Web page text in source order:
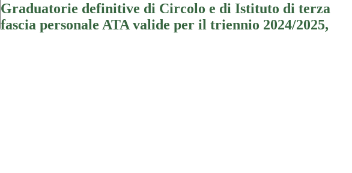
Graduatorie definitive di Circolo e di Istituto di terza
fascia personale ATA valide per il triennio 2024/2025,